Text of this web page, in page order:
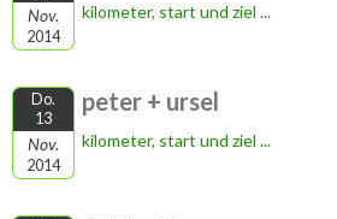
Nov.
2014
kilometer, start und ziel ...
Do.
13
Nov.
2014
peter + ursel
kilometer, start und ziel ...